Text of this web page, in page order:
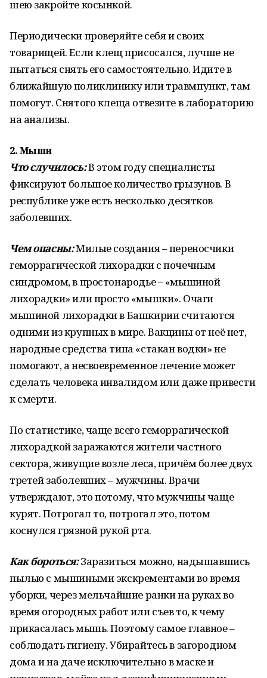
шею закройте косынкой.
Периодически проверяйте себя и своих
товарищей. Если клещ присосался, лучше не
пытаться снять его самостоятельно. Идите в
ближайшую поликлинику или травмпункт, там
помогут. Снятого клеща отвезите в лабораторию
на анализы.
2. Мыши
Что случилось:В этом году специалисты
фиксируют большое количество грызунов. В
республике уже есть несколько десятков
заболевших.
Чем опасны:Милые создания – переносчики
геморрагической лихорадки с почечным
синдромом, в простонародье – «мышиной
лихорадки» или просто «мышки». Очаги
мышиной лихорадки в Башкирии считаются
одними из крупных в мире. Вакцины от неё нет,
народные средства типа «стакан водки» не
помогают, а несвоевременное лечение может
сделать человека инвалидом или даже привести
к смерти.
По статистике, чаще всего геморрагической
лихорадкой заражаются жители частного
сектора, живущие возле леса, причём более двух
третей заболевших – мужчины. Врачи
утверждают, это потому, что мужчины чаще
курят. Потрогал то, потрогал это, потом
коснулся грязной рукой рта.
Как бороться:Заразиться можно, надышавшись
пылью с мышиными экскрементами во время
уборки, через мельчайшие ранки на руках во
время огородных работ или съев то, к чему
прикасалась мышь. Поэтому самое главное –
соблюдать гигиену. Убирайтесь в загородном
дома и на даче исключительно в маске и